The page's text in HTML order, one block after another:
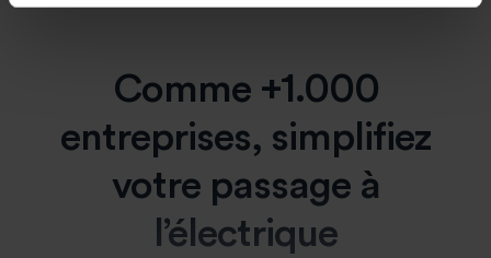
Comme +1.000
entreprises, simplifiez
votre passage à
l’électrique